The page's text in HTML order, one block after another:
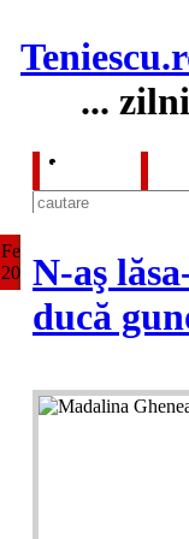
Teniescu
...
HOME
Feb
20 N-aş
ducă